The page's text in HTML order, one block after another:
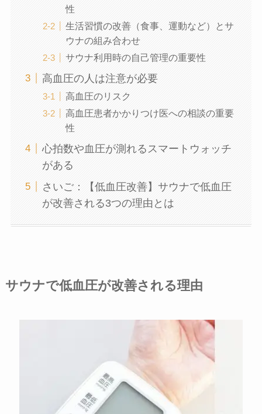
性
生活習慣の改善（食事、運動など）とサ
ウナの組み合わせ
サウナ利用時の自己管理の重要性
高血圧の人は注意が必要
高血圧のリスク
高血圧患者かかりつけ医への相談の重要
性
心拍数や血圧が測れるスマートウォッチ
がある
さいご：【低血圧改善】サウナで低血圧
が改善される3つの理由とは
サウナで低血圧が改善される理由